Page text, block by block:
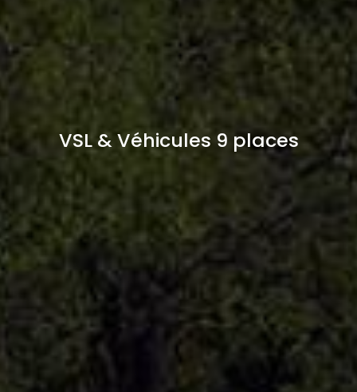
VSL & Véhicules 9 places